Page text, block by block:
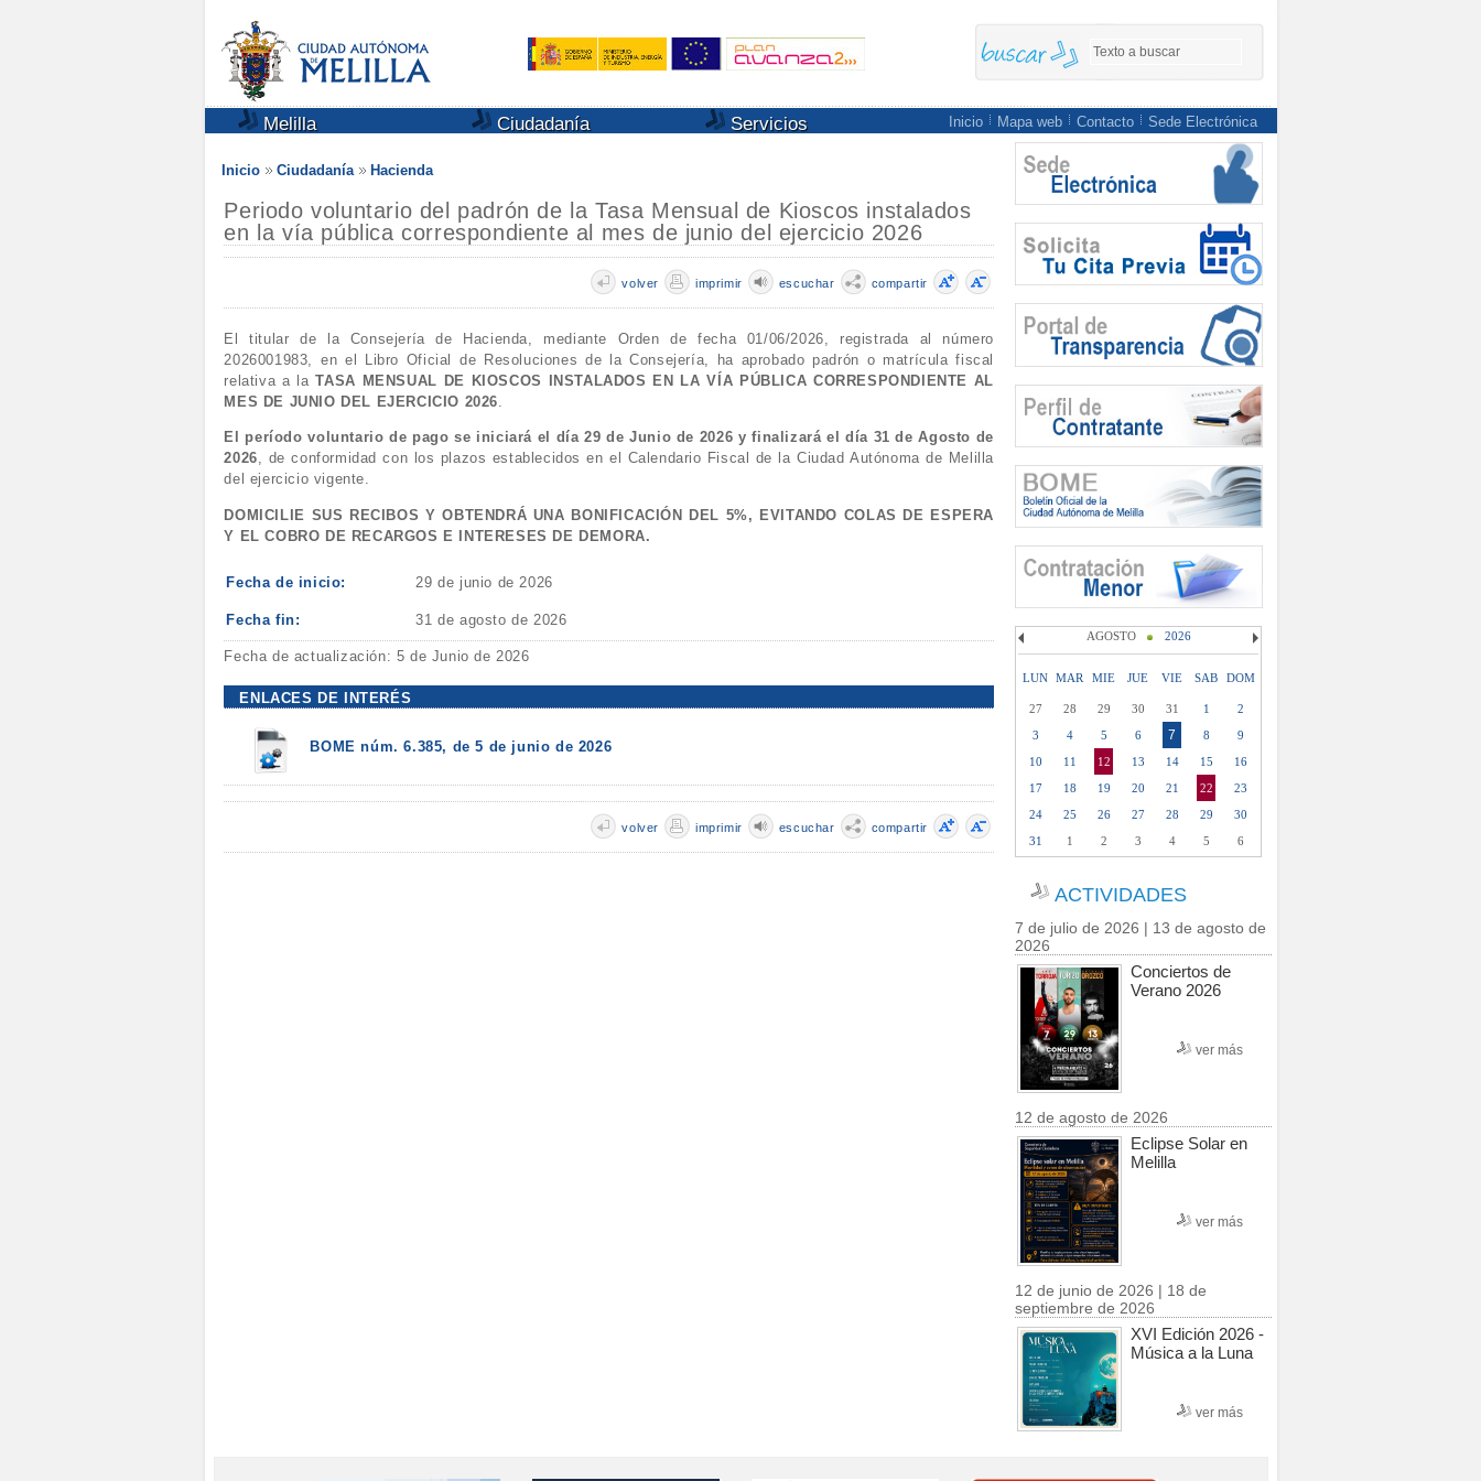
Melilla Ciudadanía Servicios Inicio Mapa web Contacto Sede Electrónica
Inicio Ciudadanía Hacienda
Periodo voluntario del padrón de la Tasa Mensual de Kioscos instalados
en la vía pública correspondiente al mes de junio del ejercicio 2026
compartir
escuchar
imprimir
volver
El titular de la Consejería de Hacienda, mediante Orden de fecha 01/06/2026, registrada al número
2026001983, en el Libro Oficial de Resoluciones de la Consejería, ha aprobado padrón o matrícula fiscal
relativa a laTASA MENSUAL DE KIOSCOS INSTALADOS EN LA VÍA PÚBLICA CORRESPONDIENTE AL
MES DE JUNIO DEL EJERCICIO 2026.
El período voluntario de pago se iniciará el día 29 de Junio de 2026 y finalizará el día 31 de Agosto de
2026, de conformidad con los plazos establecidos en el Calendario Fiscal de la Ciudad Autónoma de Melilla
del ejercicio vigente.
DOMICILIE SUS RECIBOS Y OBTENDRÁ UNA BONIFICACIÓN DEL 5%, EVITANDO COLAS DE ESPERA
Y EL COBRO DE RECARGOS E INTERESES DE DEMORA.
Fecha de inicio: 29 de junio de 2026
Fecha fin: 31 de agosto de 2026
Fecha de actualización: 5 de Junio de 2026
ENLACES DE INTERÉS
BOME núm. 6.385, de 5 de junio de 2026
compartir
escuchar
imprimir
volver
AGOSTO 2026
LUN MAR MIE JUE VIE SAB DOM
27 28 29 30 31 1
2
3
4 5 6 7 8
9
10
11 12 13 14 15
16
17
18 19 20 21 22
23
24
25 26 27 28 29
30
31
1 2 3 4 5 6
ACTIVIDADES
7 de julio de 2026 | 13 de agosto de
2026
Conciertos de
Verano 2026
ver más
12 de agosto de 2026
Eclipse Solar en
Melilla
ver más
12 de junio de 2026 | 18 de
septiembre de 2026
XVI Edición 2026 -
Música a la Luna
ver más